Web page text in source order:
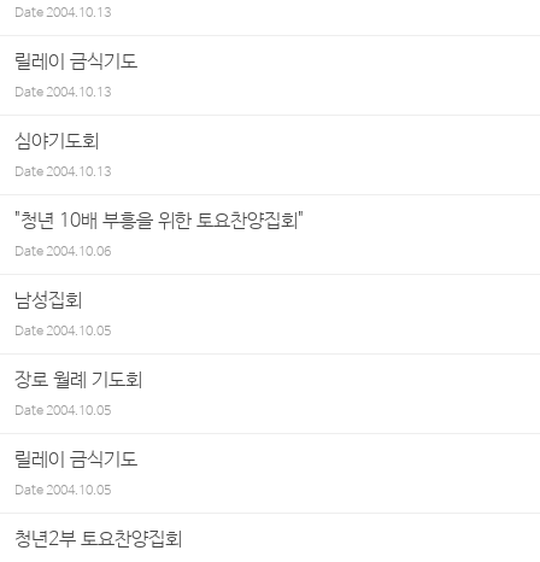
Date2004.10.13
릴레이 금식기도
Date2004.10.13
심야기도회
Date2004.10.13
"청년 10배 부흥을 위한 토요찬양집회"
Date2004.10.06
남성집회
Date2004.10.05
장로 월례 기도회
Date2004.10.05
릴레이 금식기도
Date2004.10.05
청년2부 토요찬양집회